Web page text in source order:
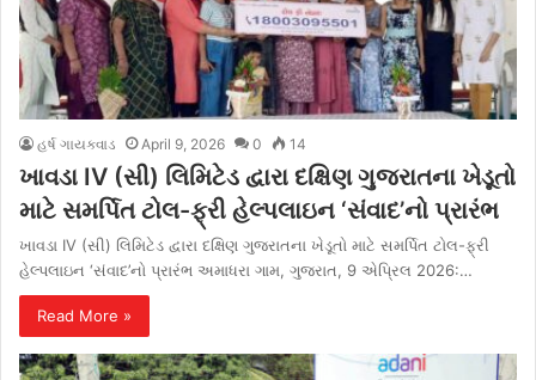
હર્ષ ગાયક્વાડ April 9, 2026 0 14
ખાવડા IV (સી) લિમિટેડ દ્વારા દક્ષિણ ગુજરાતના ખેડૂતો
માટે સમર્પિત ટોલ-ફ્રી હેલ્પલાઇન ‘સંવાદ’નો પ્રારંભ
ખાવડા IV (સી) લિમિટેડ દ્વારા દક્ષિણ ગુજરાતના ખેડૂતો માટે સમર્પિત ટોલ-ફ્રી
હેલ્પલાઇન ‘સંવાદ’નો પ્રારંભ અમાધરા ગામ, ગુજરાત, 9 એપ્રિલ 2026:…
Read More »